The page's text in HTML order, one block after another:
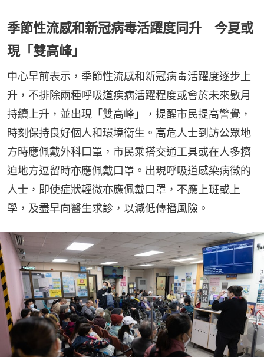
季節性流感和新冠病毒活躍度同升 今夏或
現「雙高峰」
中心早前表示，季節性流感和新冠病毒活躍度逐步上
升，不排除兩種呼吸道疾病活躍程度或會於未來數月
持續上升，並出現「雙高峰」，提醒市民提高警覺，
時刻保持良好個人和環境衞生。高危人士到訪公眾地
方時應佩戴外科口罩，市民乘搭交通工具或在人多擠
迫地方逗留時亦應佩戴口罩。出現呼吸道感染病徵的
人士，即使症狀輕微亦應佩戴口罩，不應上班或上
學，及盡早向醫生求診，以減低傳播風險。